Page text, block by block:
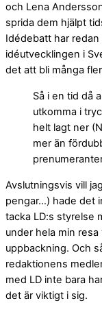
och Lena
sprida dem hjälpt
Idédebatt har
idéutvecklingen i
det att bli många
Så i en tid då
utkomma i
helt lagt ner
mer än
Avslutningsvis vill
pengar…) hade det
tacka LD:s styrelse
under hela min
uppbackning. Och
redaktionens
med LD inte bara
det är viktigt i sig.